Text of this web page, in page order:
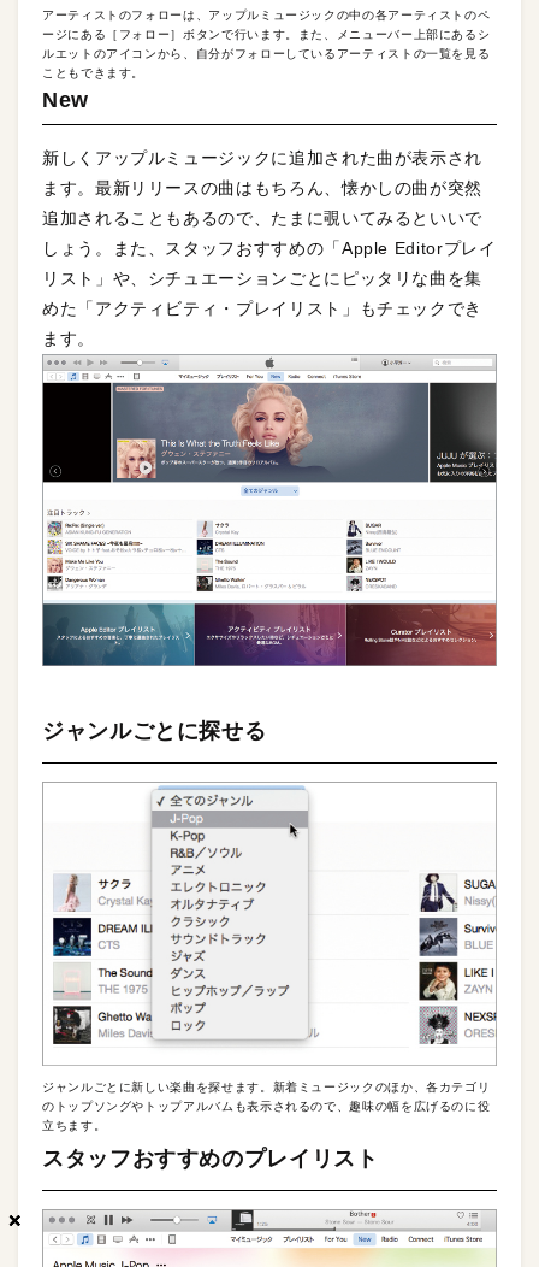
×
×
×
アーティストのフォローは、アップルミュージックの中の各アーティストのペ
ージにある［フォロー］ボタンで行います。また、メニューバー上部にあるシ
ルエットのアイコンから、自分がフォローしているアーティストの一覧を見る
こともできます。
New
新しくアップルミュージックに追加された曲が表示され
ます。最新リリースの曲はもちろん、懐かしの曲が突然
追加されることもあるので、たまに覗いてみるといいで
しょう。また、スタッフおすすめの「Apple Editorプレイ
リスト」や、シチュエーションごとにピッタリな曲を集
めた「アクティビティ・プレイリスト」もチェックでき
ます。
ジャンルごとに探せる
ジャンルごとに新しい楽曲を探せます。新着ミュージックのほか、各カテゴリ
のトップソングやトップアルバムも表示されるので、趣味の幅を広げるのに役
立ちます。
スタッフおすすめのプレイリスト